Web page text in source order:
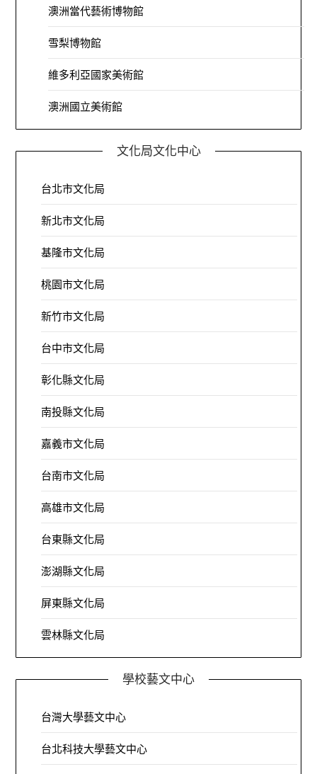
澳洲當代藝術博物館
雪梨博物館
維多利亞國家美術館
澳洲國立美術館
文化局文化中心
台北市文化局
新北市文化局
基隆市文化局
桃園市文化局
新竹市文化局
台中市文化局
彰化縣文化局
南投縣文化局
嘉義市文化局
台南市文化局
高雄市文化局
台東縣文化局
澎湖縣文化局
屏東縣文化局
雲林縣文化局
學校藝文中心
台灣大學藝文中心
台北科技大學藝文中心